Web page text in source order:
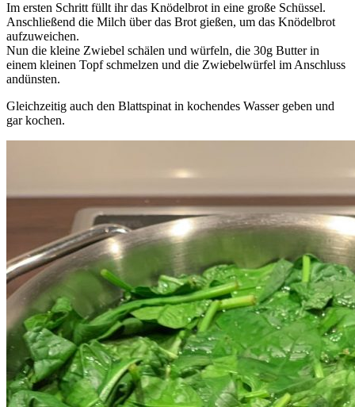
Im ersten Schritt füllt ihr das Knödelbrot in eine große Schüssel.
Anschließend die Milch über das Brot gießen, um das Knödelbrot
aufzuweichen.
Nun die kleine Zwiebel schälen und würfeln, die 30g Butter in
einem kleinen Topf schmelzen und die Zwiebelwürfel im Anschluss
andünsten.
Gleichzeitig auch den Blattspinat in kochendes Wasser geben und
gar kochen.